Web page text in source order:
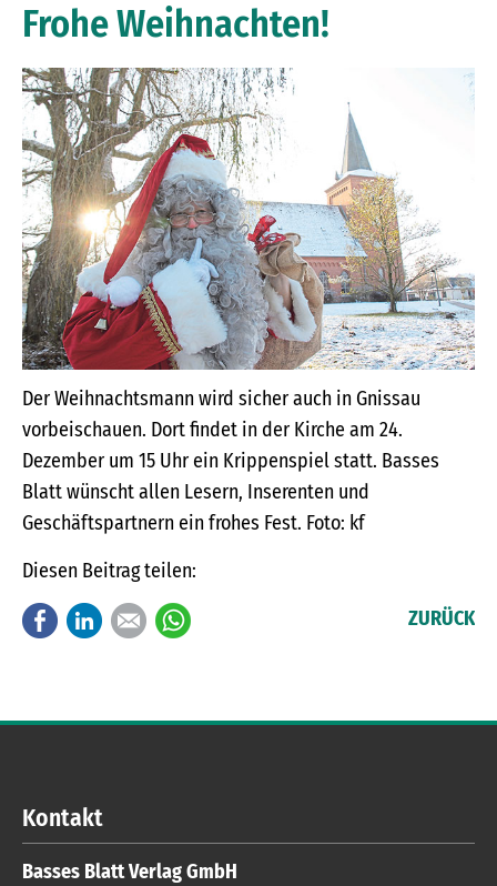
Frohe Weihnachten!
Der Weihnachtsmann wird sicher auch in Gnissau
vorbeischauen. Dort findet in der Kirche am 24.
Dezember um 15 Uhr ein Krippenspiel statt. Basses
Blatt wünscht allen Lesern, Inserenten und
Geschäftspartnern ein frohes Fest. Foto: kf
Diesen Beitrag teilen:
FacebookLinkedInE-mail ZURÜCK
Kontakt
Basses Blatt Verlag GmbH